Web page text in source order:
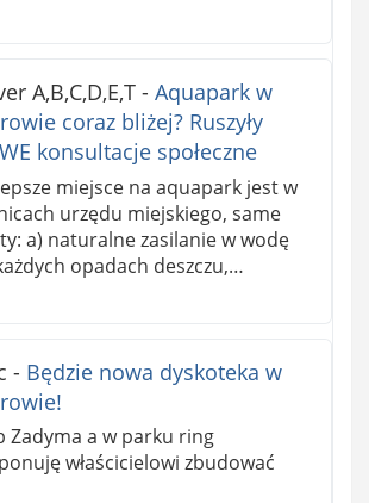
A,B,C,D,E,T- Aquapark w
coraz bliżej? Ruszyły
konsultacje społeczne
miejsce na aquapark jest w
urzędu miejskiego, same
a) naturalne zasilanie w wodę
opadach deszczu,…
- Będzie nowa dyskoteka w
Zadyma a w parku ring
właścicielowi zbudować